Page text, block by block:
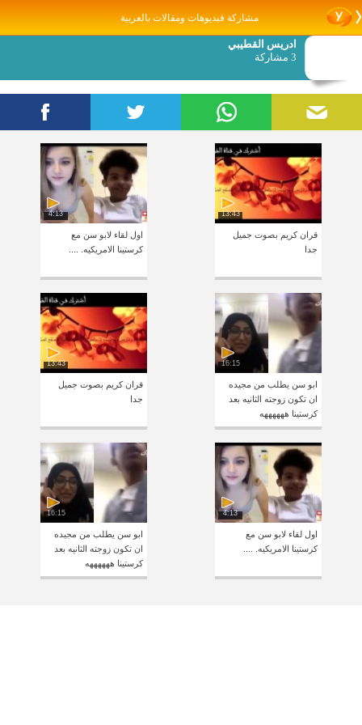
مشاركة فيديوهات ومقالات بالعربية
ادريس القطيبي
3 مشاركة
13:43
قران كريم بصوت جميل
جدا
4:13
اول لقاء لابو سن مع
كرستينا الامريكيه. ....
16:15
ابو سن يطلب من مجيده
ان تكون زوجته الثانيه بعد
كرستينا ههههههه
13:43
قران كريم بصوت جميل
جدا
4:13
اول لقاء لابو سن مع
كرستينا الامريكيه. ....
16:15
ابو سن يطلب من مجيده
ان تكون زوجته الثانيه بعد
كرستينا ههههههه